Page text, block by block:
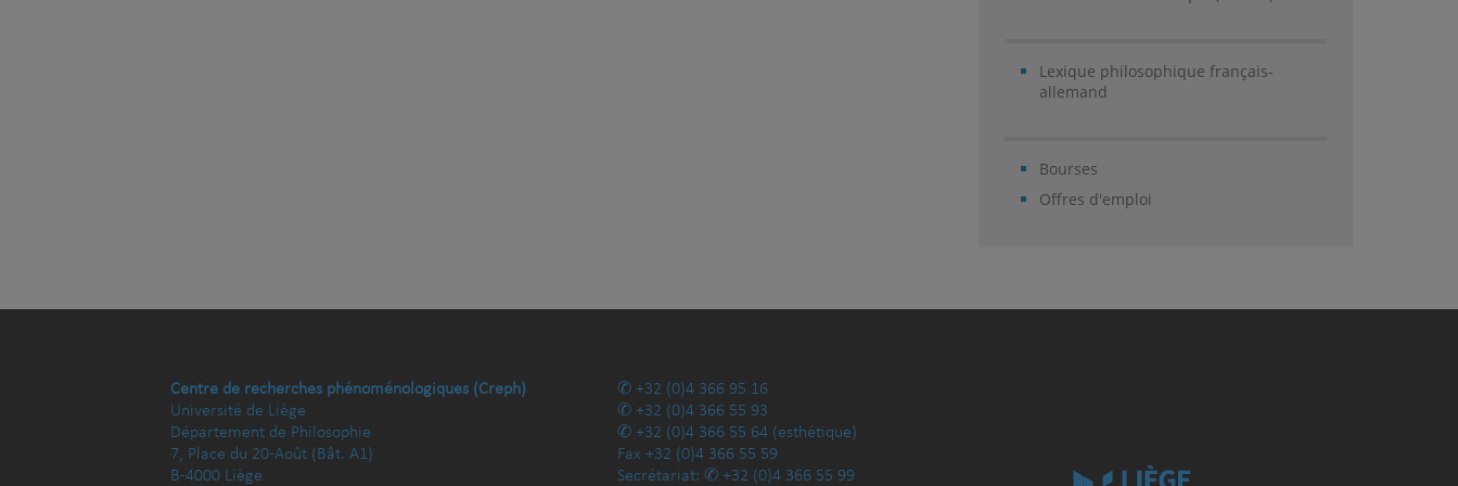
Lexique philosophique français-
allemand
Bourses
Offres d'emploi
Centre de recherches phénoménologiques (Creph)
Université de Liège
Département de Philosophie
7, Place du 20-Août (Bât. A1)
B-4000 Liège
+32 (0)4 366 95 16
+32 (0)4 366 55 93
+32 (0)4 366 55 64 (esthétique)
Fax +32 (0)4 366 55 59
Secrétariat:
+32 (0)4 366 55 99